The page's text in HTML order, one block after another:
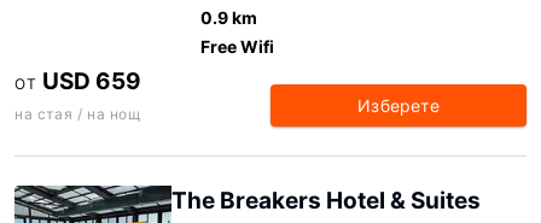
0.9 km
Free Wifi
ОТ USD 659
на стая / на нощ Изберете
The Breakers Hotel & Suites